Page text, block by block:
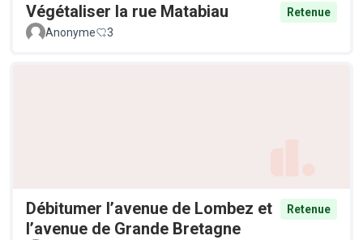
Végétaliser la rue Matabiau
Retenue
Anonyme
3
Débitumer l’avenue de Lombez et
l’avenue de Grande Bretagne
Retenue